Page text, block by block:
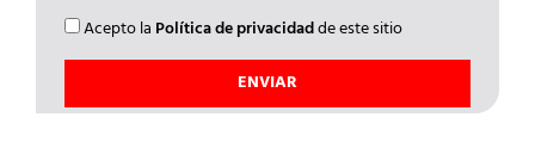
Acepto la Política de privacidadde este sitio